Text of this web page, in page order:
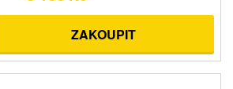
ZAKOUPIT